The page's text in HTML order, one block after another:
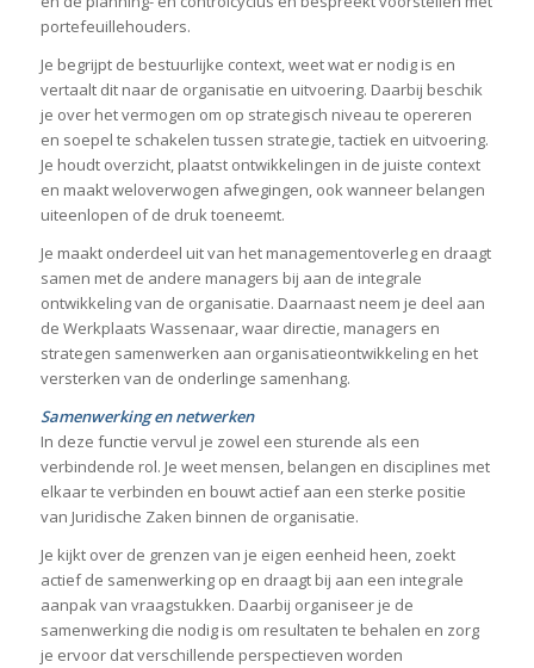
portefeuillehouders.
Je begrijpt de bestuurlijke context, weet wat er nodig is en
vertaalt dit naar de organisatie en uitvoering. Daarbij beschik
je over het vermogen om op strategisch niveau te opereren
en soepel te schakelen tussen strategie, tactiek en uitvoering.
Je houdt overzicht, plaatst ontwikkelingen in de juiste context
en maakt weloverwogen afwegingen, ook wanneer belangen
uiteenlopen of de druk toeneemt.
Je maakt onderdeel uit van het managementoverleg en draagt
samen met de andere managers bij aan de integrale
ontwikkeling van de organisatie. Daarnaast neem je deel aan
de Werkplaats Wassenaar, waar directie, managers en
strategen samenwerken aan organisatieontwikkeling en het
versterken van de onderlinge samenhang.
Samenwerking en netwerken
In deze functie vervul je zowel een sturende als een
verbindende rol. Je weet mensen, belangen en disciplines met
elkaar te verbinden en bouwt actief aan een sterke positie
van Juridische Zaken binnen de organisatie.
Je kijkt over de grenzen van je eigen eenheid heen, zoekt
actief de samenwerking op en draagt bij aan een integrale
aanpak van vraagstukken. Daarbij organiseer je de
samenwerking die nodig is om resultaten te behalen en zorg
je ervoor dat verschillende perspectieven worden